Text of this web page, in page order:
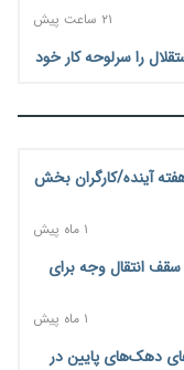
۲۱ ساعت پیش
را سرلوحه کار خود
تجاری به چه
می‌شود؟ هزینه واردات ۱۰ برابر شد، ثبت سفارش
آینده/کارگران بخش
۱ ماه پیش
سقف انتقال وجه برای
۱ ماه پیش
خانوارهای دهک‌های پایین در